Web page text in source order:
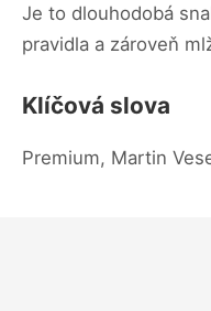
Je to dlouhodobá
pravidla a zároveň
Klíčová slova
Premium, Martin